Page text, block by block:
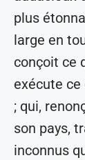
plus
large en
conçoit ce
exécute ce
; qui,
son pays,
inconnus